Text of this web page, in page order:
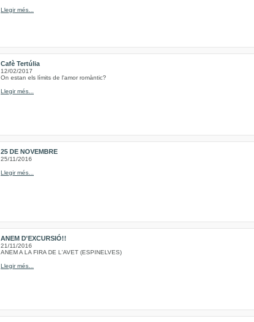
Llegir més...
Cafè Tertúlia
12/02/2017
On estan els límits de l'amor romàntic?
Llegir més...
25 DE NOVEMBRE
25/11/2016
Llegir més...
ANEM D'EXCURSIÓ!!
21/11/2016
ANEM A LA FIRA DE L'AVET (ESPINELVES)
Llegir més...